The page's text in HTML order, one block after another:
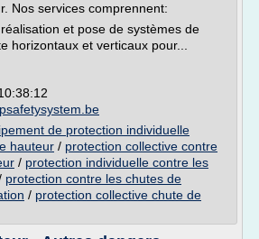
Nos services comprennent:
et pose de systèmes de
horizontaux et verticaux pour...
de protection individuelle
hauteur / protection collective contre
/ protection individuelle contre les
protection contre les chutes de
/ protection collective chute de